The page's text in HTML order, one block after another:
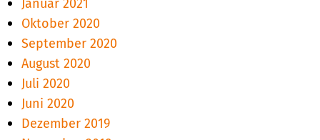
Januar 2021
Oktober 2020
September 2020
August 2020
Juli 2020
Juni 2020
Dezember 2019